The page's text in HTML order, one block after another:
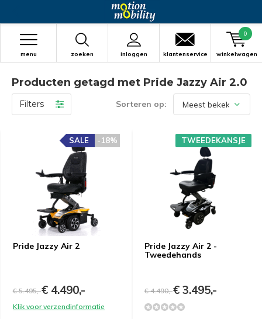
zoeken inloggen
menu klantenservice winkelwagen
0
Producten getagd met Pride Jazzy Air 2.0
Filters Sorteren op:
Pride Jazzy Air 2
-18%
SALE
€ 5.495,-€ 4.490,-
Klik voor verzendinformatie
Pride Jazzy Air 2 -
Tweedehands
TWEEDEKANSJE
€ 4.490,-€ 3.495,-